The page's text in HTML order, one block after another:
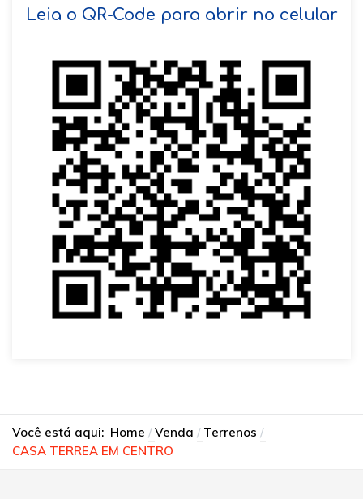
Leia o QR-Code para abrir no celular
Você está aqui: Home Venda
Terrenos
CASA TERREA EM CENTRO